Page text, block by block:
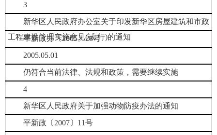
3
新华区人民政府办公室关于印发新华区房屋建筑和市政
工程建设管理实施意见(试 行)的通知
平新政办〔2005〕28号
2005.05.01
仍符合当前法律、法规和政策，需要继续实施
4
新华区人民政府关于加强动物防疫办法的通知
平新政〔2007〕11号